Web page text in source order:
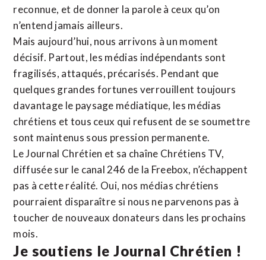
reconnue, et de donner la parole à ceux qu’on
n’entend jamais ailleurs.
Mais aujourd’hui, nous arrivons à un moment
décisif. Partout, les médias indépendants sont
fragilisés, attaqués, précarisés. Pendant que
quelques grandes fortunes verrouillent toujours
davantage le paysage médiatique, les médias
chrétiens et tous ceux qui refusent de se soumettre
sont maintenus sous pression permanente.
Le Journal Chrétien et sa chaîne Chrétiens TV,
diffusée sur le canal 246 de la Freebox, n’échappent
pas à cette réalité. Oui, nos médias chrétiens
pourraient disparaître si nous ne parvenons pas à
toucher de nouveaux donateurs dans les prochains
mois.
Je soutiens le Journal Chrétien !